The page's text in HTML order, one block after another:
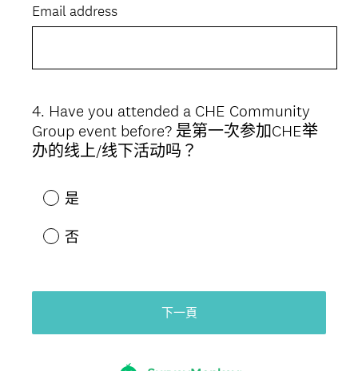
。
Email address
Question
Title
4. Have you attended a CHE Community
Group event before? 是第一次参加CHE举
办的线上/线下活动吗？
是
否
下一頁